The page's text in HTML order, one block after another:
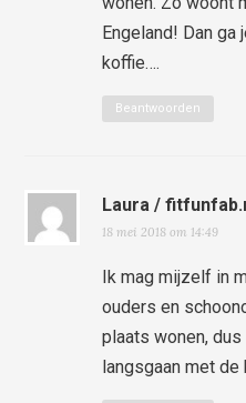
Engeland! Dan
koffie….
Beantwoorden
Laura /
18 mei 2018 om 14:49
Ik mag mijzelf in
ouders en
plaats wonen,
langsgaan met de